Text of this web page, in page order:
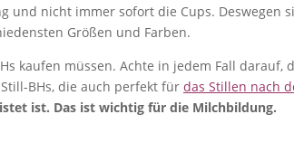
nicht immer sofort die Cups. Deswegen
Größen und Farben.
kaufen müssen. Achte in jedem Fall darauf,
BHs, die auch perfekt für das Stillen nach
ist. Das ist wichtig für die Milchbildung.